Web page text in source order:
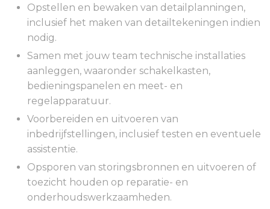
Opstellen en bewaken van detailplanningen,
inclusief het maken van detailtekeningen indien
nodig.
Samen met jouw team technische installaties
aanleggen, waaronder schakelkasten,
bedieningspanelen en meet- en
regelapparatuur.
Voorbereiden en uitvoeren van
inbedrijfstellingen, inclusief testen en eventuele
assistentie.
Opsporen van storingsbronnen en uitvoeren of
toezicht houden op reparatie- en
onderhoudswerkzaamheden.